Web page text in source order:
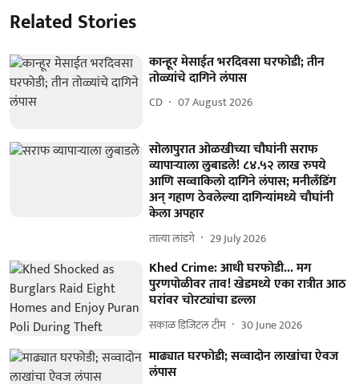
Related Stories
कान्हूर मेसाईत भरदिवसा घरफोडी; तीन
तोळ्यांचे दागिने लंपास
CD 07 August 2026
सोलापुरात ओळखीच्या चौघांनी सराफ
व्यापाऱ्याला लुबाडले! ८४.५२ लाख रुपये
आणि सव्वाकिलो दागिने लंपास; मनीलँडिंग
अन्‌ गहाण ठेवलेल्या दागिन्यांमध्ये चौघांनी
केला अपहार
तात्या लांडगे 29 July 2026
Khed Crime: आधी घरफोडी... मग
पुरणपोळीवर ताव! खेडमध्ये एका रात्रीत आठ
घरांवर चोरट्यांचा डल्ला
सकाळ डिजिटल टीम 30 June 2026
माढ्यात घरफोडी; सव्वादोन लाखांचा ऐवज
लंपास